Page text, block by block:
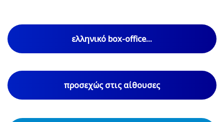
ελληνικό box-office...
προσεχώς στις αίθουσες